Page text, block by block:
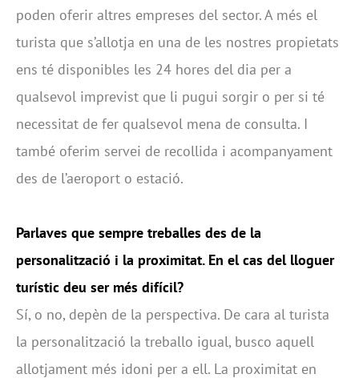
poden oferir altres empreses del sector. A més el
turista que s’allotja en una de les nostres propietats
ens té disponibles les 24 hores del dia per a
qualsevol imprevist que li pugui sorgir o per si té
necessitat de fer qualsevol mena de consulta. I
també oferim servei de recollida i acompanyament
des de l’aeroport o estació.
Parlaves que sempre treballes des de la
personalització i la proximitat. En el cas del lloguer
turístic deu ser més difícil?
Sí, o no, depèn de la perspectiva. De cara al turista
la personalització la treballo igual, busco aquell
allotjament més idoni per a ell. La proximitat en